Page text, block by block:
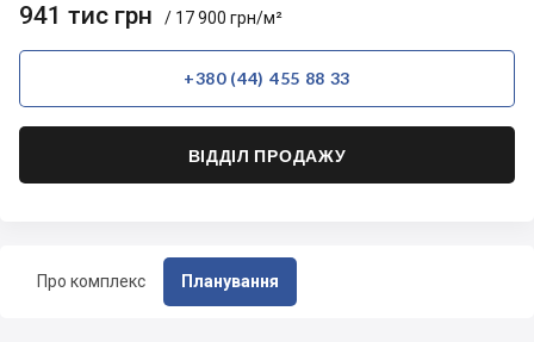
Про комплекс Планування
941 тис грн / 17 900 грн/м²
+380 (44) 455 88 33
ВІДДІЛ ПРОДАЖУ